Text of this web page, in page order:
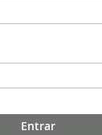
Entrar